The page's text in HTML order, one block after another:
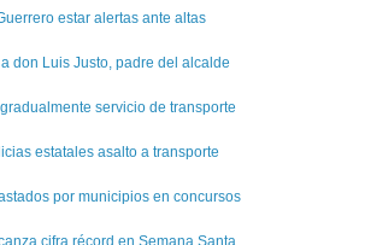
estar alertas ante altas
don Luis Justo, padre del alcalde
servicio de transporte
estatales asalto a transporte
por municipios en concursos
cifra récord en Semana Santa